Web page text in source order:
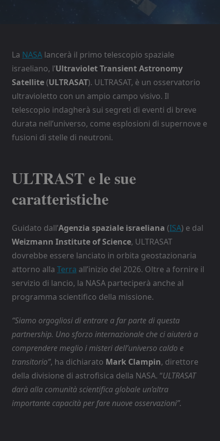
La NASA lancerà il primo telescopio spaziale
israeliano, l’Ultraviolet Transient Astronomy
Satellite(ULTRASAT). ULTRASAT, è un osservatorio
ultravioletto con un ampio campo visivo. Il
telescopio indagherà sui segreti di eventi di breve
durata nell’universo, come esplosioni di supernove e
fusioni di stelle di neutroni.
ULTRAST e le sue
caratteristiche
Guidato dall’Agenzia spaziale israeliana (ISA) e dal
Weizmann Institute of Science, ULTRASAT
dovrebbe essere lanciato in orbita geostazionaria
attorno alla Terra all’inizio del 2026. Oltre a fornire il
servizio di lancio, la NASA parteciperà anche al
programma scientifico della missione.
“Siamo orgogliosi di entrare a far parte di questa
partnership. Uno sforzo internazionale che ci aiuterà a
comprendere meglio i misteri dell’universo caldo e
transitorio”, ha dichiarato Mark Clampin, direttore
della divisione di astrofisica della NASA. “ULTRASAT
darà alla comunità scientifica globale un’altra
importante capacità per fare nuove osservazioni”.